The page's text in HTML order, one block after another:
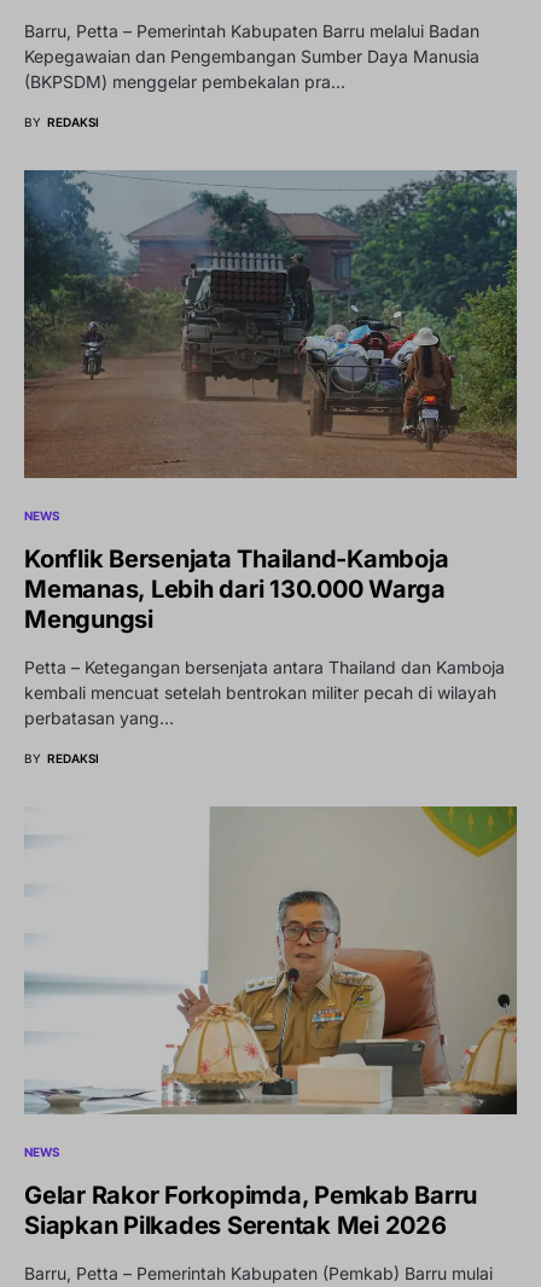
Barru, Petta – Pemerintah Kabupaten Barru melalui Badan
Kepegawaian dan Pengembangan Sumber Daya Manusia
(BKPSDM) menggelar pembekalan pra…
BY REDAKSI
NEWS
Konflik Bersenjata Thailand-Kamboja
Memanas, Lebih dari 130.000 Warga
Mengungsi
Petta – Ketegangan bersenjata antara Thailand dan Kamboja
kembali mencuat setelah bentrokan militer pecah di wilayah
perbatasan yang…
BY REDAKSI
NEWS
Gelar Rakor Forkopimda, Pemkab Barru
Siapkan Pilkades Serentak Mei 2026
Barru, Petta – Pemerintah Kabupaten (Pemkab) Barru mulai